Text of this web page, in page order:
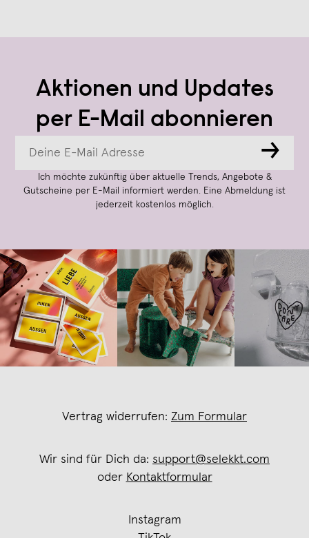
Aktionen und Updates
per E-Mail abonnieren
→
Ich möchte zukünftig über aktuelle Trends, Angebote &
Gutscheine per E-Mail informiert werden. Eine Abmeldung ist
jederzeit kostenlos möglich.
Vertrag widerrufen: Zum Formular
Wir sind für Dich da: support@selekkt.com
oder Kontaktformular
Instagram